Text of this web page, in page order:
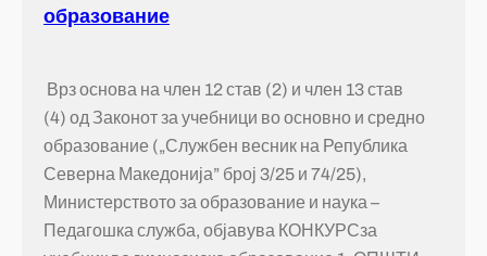
образование
Врз основа на член 12 став (2) и член 13 став
(4) од Законот за учебници во основно и средно
образование („Службен весник на Република
Северна Македонија” број 3/25 и 74/25),
Министерството за образование и наука –
Педагошка служба, објавува КОНКУРСза